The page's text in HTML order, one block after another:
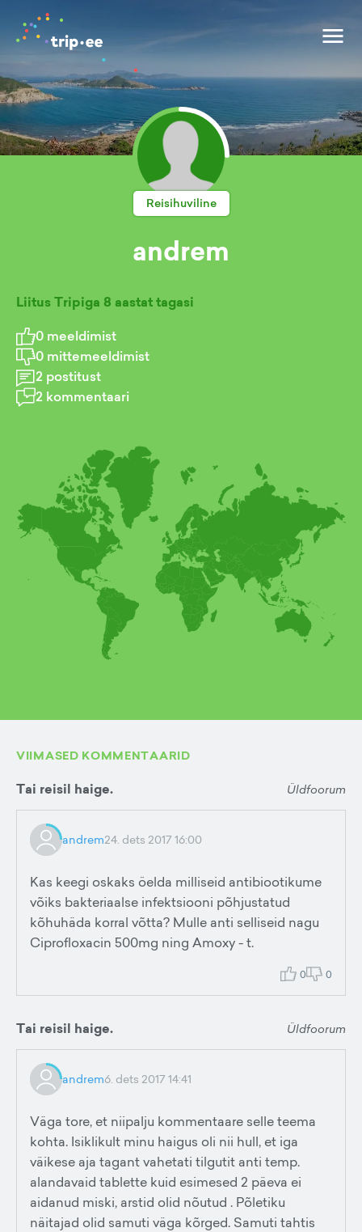
Reisihuviline
andrem
Liitus Tripiga 8 aastat tagasi
0 meeldimist
0 mittemeeldimist
2 postitust
2 kommentaari
VIIMASED KOMMENTAARID
Tai reisil haige. Üldfoorum
andrem24. dets 2017 16:00
Kas keegi oskaks öelda milliseid antibiootikume
võiks bakteriaalse infektsiooni põhjustatud
kõhuhäda korral võtta? Mulle anti selliseid nagu
Ciprofloxacin 500mg ning Amoxy - t.
0 0
Tai reisil haige. Üldfoorum
andrem6. dets 2017 14:41
Väga tore, et niipalju kommentaare selle teema
kohta. Isiklikult minu haigus oli nii hull, et iga
väikese aja tagant vahetati tilgutit anti temp.
alandavaid tablette kuid esimesed 2 päeva ei
aidanud miski, arstid olid nõutud . Põletiku
näitajad olid samuti väga kõrged. Samuti tahtis